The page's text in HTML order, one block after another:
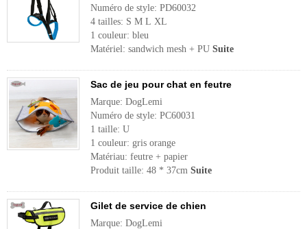
Numéro de style: PD60032
4 tailles: S M L XL
1 couleur: bleu
Matériel: sandwich mesh + PU Suite
Sac de jeu pour chat en feutre
Marque: DogLemi
Numéro de style: PC60031
1 taille: U
1 couleur: gris orange
Matériau: feutre + papier
Produit taille: 48 * 37cm Suite
Gilet de service de chien
Marque: DogLemi